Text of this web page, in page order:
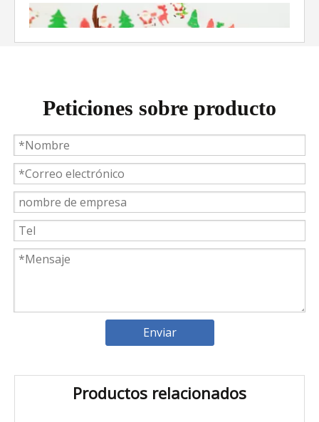
Weyeah Power celebra una cálida Navidad, ¡festejando juntos en esta temporada festiva!
Weyeah Power, 25 de diciembre de 2023 - En esta
Introducción a los cojinetes de biela Weyeah
Peticiones sobre producto
Enviar
Productos relacionados